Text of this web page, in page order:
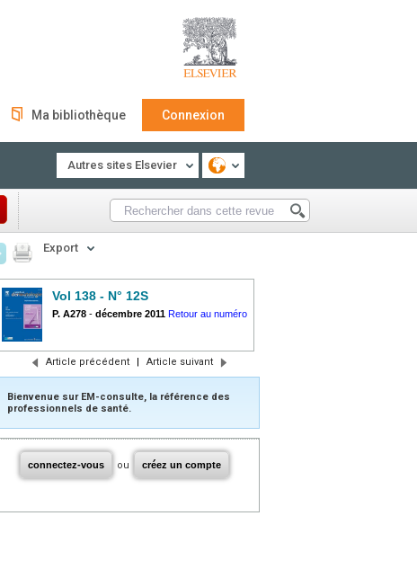
Ma bibliothèque Connexion
Autres sites Elsevier
Export
Vol 138 - N° 12S
P. A278 - décembre 2011 Retour au numéro
Article précédent | Article suivant
Bienvenue sur EM-consulte, la référence des
professionnels de santé.
connectez-vous ou créez un compte